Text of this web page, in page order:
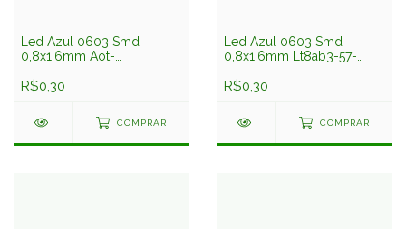
Led Azul 0603 Smd
0,8x1,6mm Aot-
R$0,30
COMPRAR
Led Azul 0603 Smd
0,8x1,6mm Lt8ab3-57-
R$0,30
COMPRAR